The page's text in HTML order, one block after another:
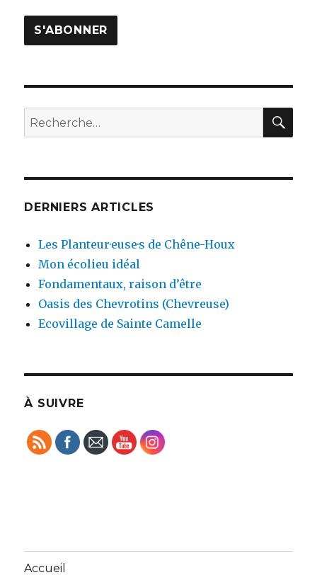
Recherche
pour
DERNIERS ARTICLES
Les Planteur·euse·s de Chêne-Houx
Mon écolieu idéal
Fondamentaux, raison d’être
Oasis des Chevrotins (Chevreuse)
Ecovillage de Sainte Camelle
À SUIVRE
Accueil